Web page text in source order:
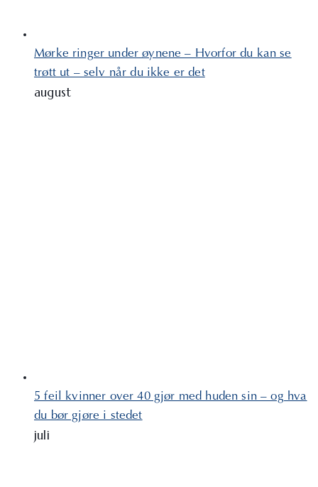
Mørke ringer under øynene – Hvorfor du kan se
trøtt ut – selv når du ikke er det
august
5 feil kvinner over 40 gjør med huden sin – og hva
du bør gjøre i stedet
juli